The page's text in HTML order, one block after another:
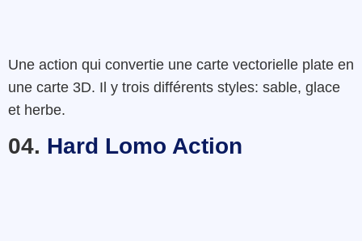
Une action qui convertie une carte vectorielle plate en
une carte 3D. Il y trois différents styles: sable, glace
et herbe.
04. Hard Lomo Action